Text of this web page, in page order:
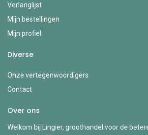
Verlanglijst
Mijn bestellingen
Mijn profiel
Diverse
Onze vertegenwoordigers
Contact
Over ons
Welkom bij Lingier, groothandel voor de